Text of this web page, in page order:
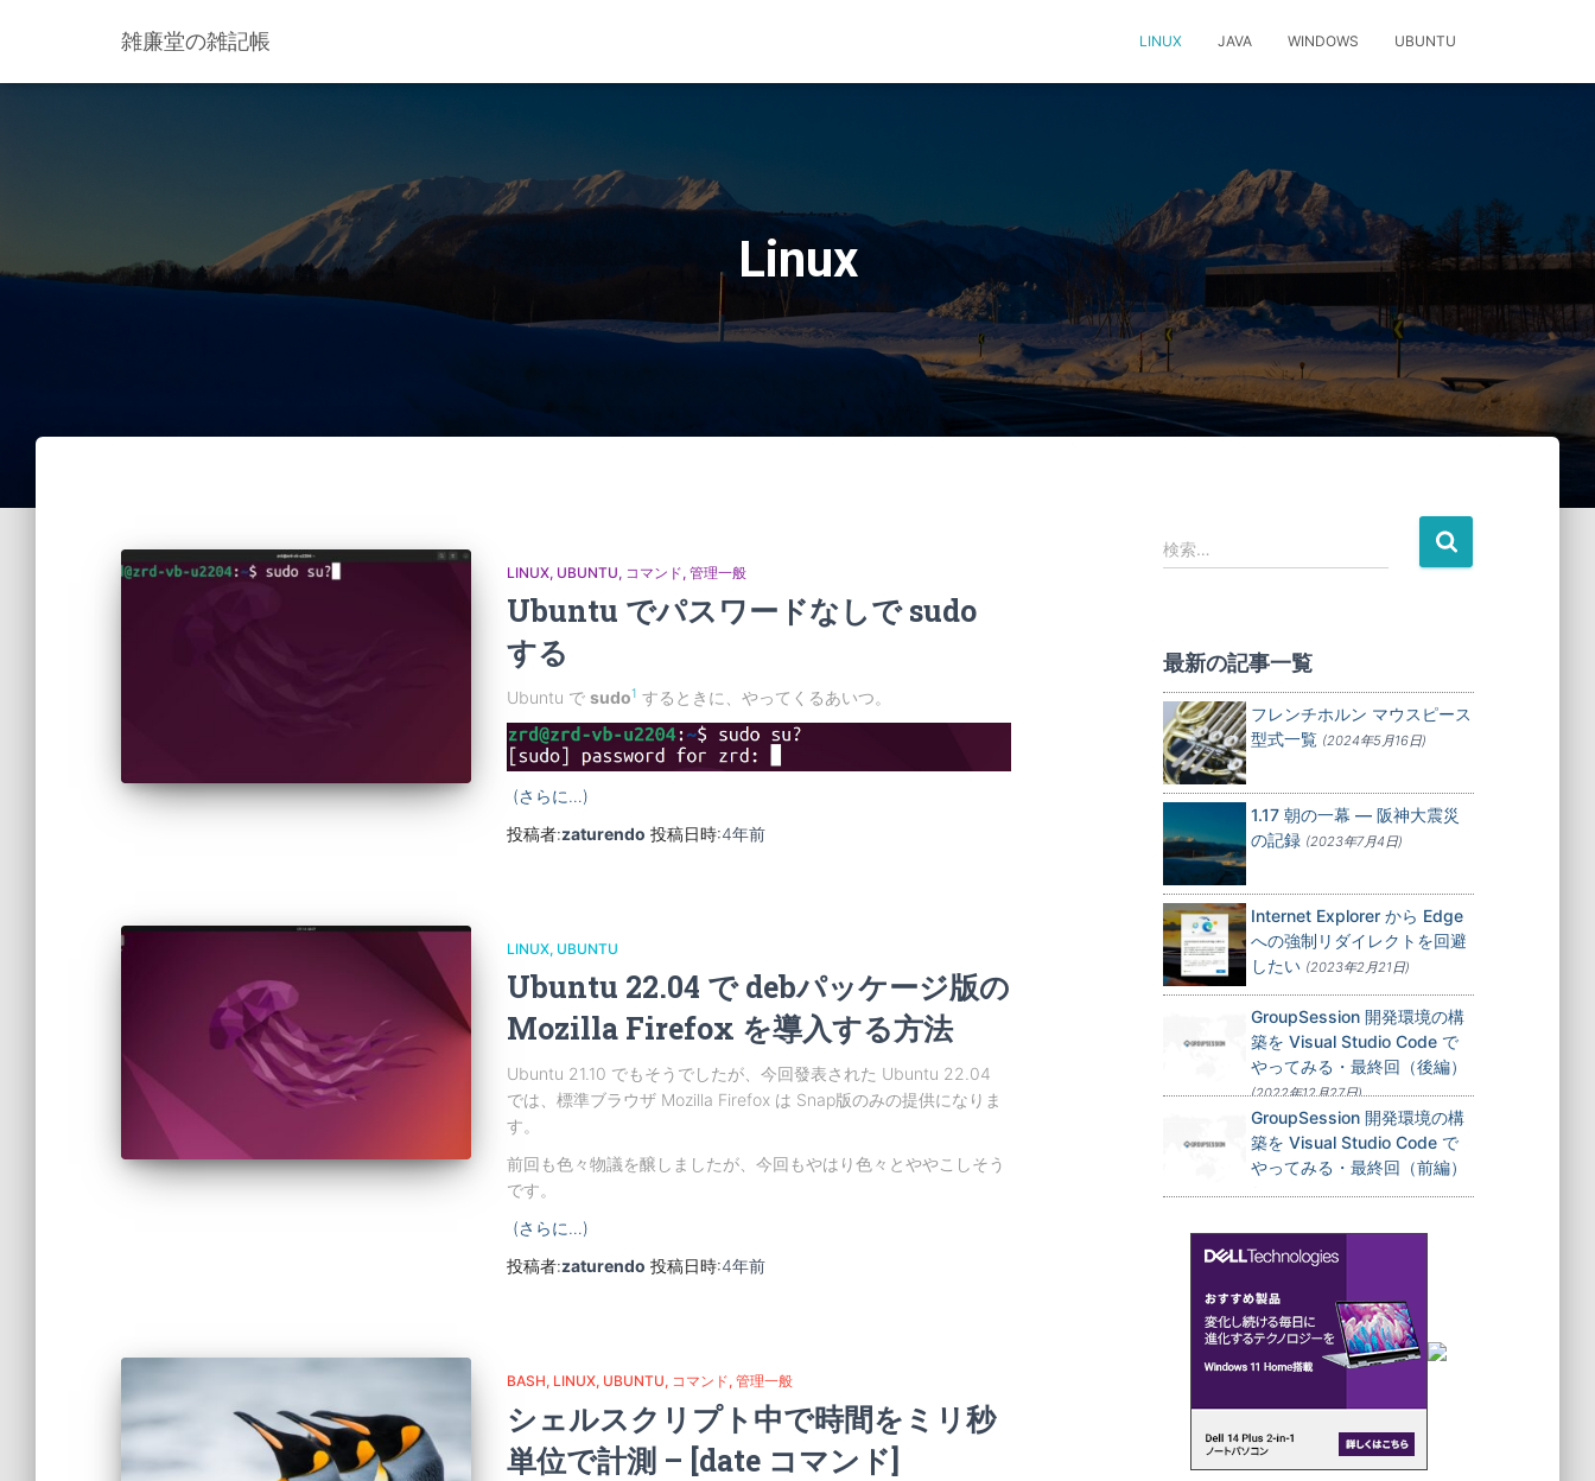
雑廉堂の雑記帳 LINUX JAVA WINDOWS UBUNTU
Linux
LINUX UBUNTU コマンド 管理一般
Ubuntu でパスワードなしで sudo
する
Ubuntu で sudo1 するときに、やってくるあいつ。
(さらに…)
投稿者:zaturendo 投稿日時:4年前
LINUX UBUNTU
Ubuntu 22.04 で debパッケージ版の
Mozilla Firefox を導入する方法
Ubuntu 21.10 でもそうでしたが、今回發表された Ubuntu 22.04
では、標準ブラウザ Mozilla Firefox は Snap版のみの提供になりま
す。
前回も色々物議を醸しましたが、今回もやはり色々とややこしそう
です。
(さらに…)
投稿者:zaturendo 投稿日時:4年前
BASH LINUX UBUNTU コマンド 管理一般
シェルスクリプト中で時間をミリ秒
単位で計測 – [date コマンド]
検
索
検索…
最新の記事一覧
フレンチホルン マウスピース
型式一覧 (2024年5月16日)
1.17 朝の一幕 — 阪神大震災
の記録 (2023年7月4日)
Internet Explorer から Edge
への強制リダイレクトを回避
したい (2023年2月21日)
GroupSession 開発環境の構
築を Visual Studio Code で
やってみる・最終回（後編）
(2022年12月27日)
GroupSession 開発環境の構
築を Visual Studio Code で
やってみる・最終回（前編）
(2022年12月24日)